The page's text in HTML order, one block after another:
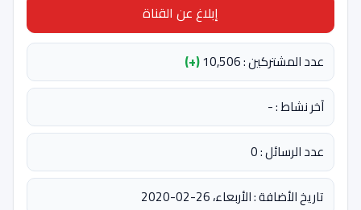
إبلاغ عن القناة
عدد المشتركين : 10,506
(+)
آخر نشاط : -
عدد الرسائل : 0
تاريخ الأضافة : الأربعاء، 26-02-2020